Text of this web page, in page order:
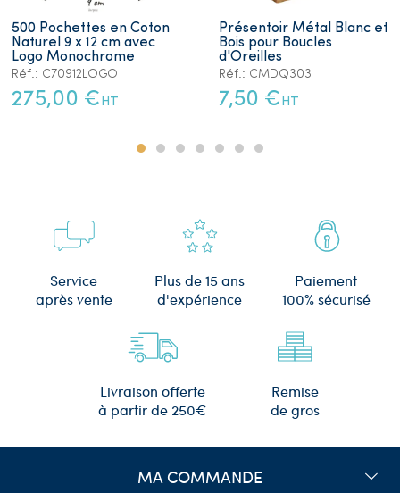
500 Pochettes en Coton
Naturel 9 x 12 cm avec
Logo Monochrome
Réf.: C70912LOGO
275,00 € HT
Présentoir Métal Blanc et
Bois pour Boucles
d'Oreilles
Réf.: CMDQ303
7,50 € HT
Service
après vente
Plus de 15 ans
d'expérience
Paiement
100% sécurisé
Livraison offerte
à partir de 250€
Remise
de gros
MA COMMANDE